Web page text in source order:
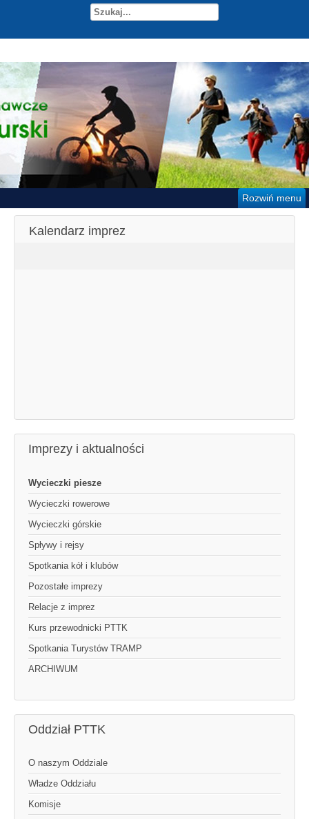
Rozwiń menu
Kalendarz imprez
Imprezy i aktualności
Wycieczki piesze
Wycieczki rowerowe
Wycieczki górskie
Spływy i rejsy
Spotkania kół i klubów
Pozostałe imprezy
Relacje z imprez
Kurs przewodnicki PTTK
Spotkania Turystów TRAMP
ARCHIWUM
Oddział PTTK
O naszym Oddziale
Władze Oddziału
Komisje